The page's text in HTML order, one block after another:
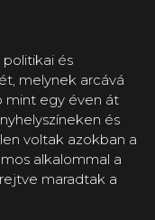
és
melynek arcává
mint egy éven át
és
voltak azokban a
alkalommal a
maradtak a